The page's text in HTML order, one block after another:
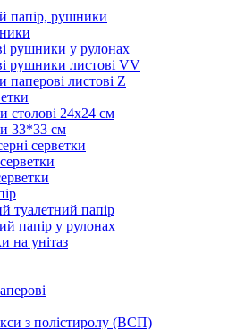
папір, рушники
рушники у рулонах
рушники листові VV
листові Z
столові 24х24 см
33*33 см
серветки
туалетний папір
папір у рулонах
на унітаз
з полістиролу (ВСП)